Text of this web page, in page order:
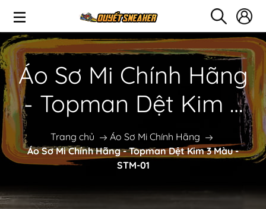
Áo Sơ Mi Chính Hãng
- Topman Dệt Kim 3
Màu - STM-01
Trang chủ
Áo Sơ Mi Chính Hãng
Áo Sơ Mi Chính Hãng - Topman Dệt Kim 3 Màu -
STM-01